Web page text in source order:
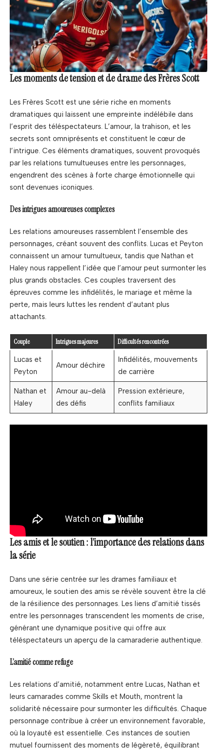
Les moments de tension et de drame des Frères Scott
Les Frères Scott est une série riche en moments
dramatiques qui laissent une empreinte indélébile dans
l’esprit des téléspectateurs. L’amour, la trahison, et les
secrets sont omniprésents et constituent le cœur de
l’intrigue. Ces éléments dramatiques, souvent provoqués
par les relations tumultueuses entre les personnages,
engendrent des scènes à forte charge émotionnelle qui
sont devenues iconiques.
Des intrigues amoureuses complexes
Les relations amoureuses rassemblent l’ensemble des
personnages, créant souvent des conflits. Lucas et Peyton
connaissent un amour tumultueux, tandis que Nathan et
Haley nous rappellent l’idée que l’amour peut surmonter les
plus grands obstacles. Ces couples traversent des
épreuves comme les infidélités, le mariage et même la
perte, mais leurs luttes les rendent d’autant plus
attachants.
Couple Intrigues majeures Difficultés rencontrées
Lucas et
Peyton
Amour déchire
Infidélités, mouvements
de carrière
Nathan et
Haley
Amour au-delà
des défis
Pression extérieure,
conflits familiaux
Les amis et le soutien : l’importance des relations dans
la série
Dans une série centrée sur les drames familiaux et
amoureux, le soutien des amis se révèle souvent être la clé
de la résilience des personnages. Les liens d’amitié tissés
entre les personnages transcendent les moments de crise,
générant une dynamique positive qui offre aux
téléspectateurs un aperçu de la camaraderie authentique.
L’amitié comme refuge
Les relations d’amitié, notamment entre Lucas, Nathan et
leurs camarades comme Skills et Mouth, montrent la
solidarité nécessaire pour surmonter les difficultés. Chaque
personnage contribue à créer un environnement favorable,
où la loyauté est essentielle. Ces instances de soutien
mutuel fournissent des moments de légèreté, équilibrant